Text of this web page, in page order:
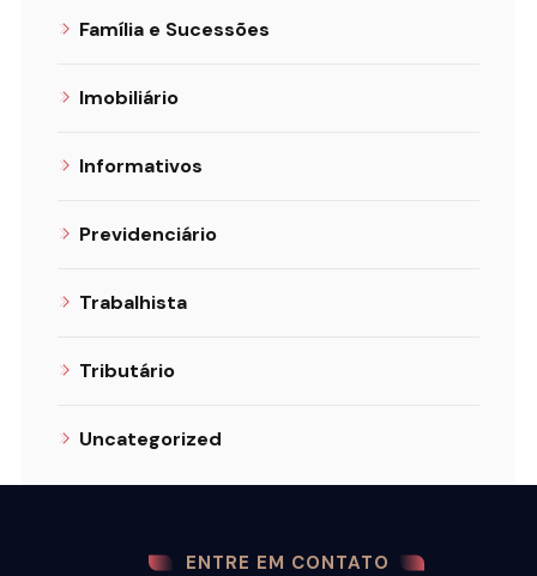
Família e Sucessões
Imobiliário
Informativos
Previdenciário
Trabalhista
Tributário
Uncategorized
ENTRE EM CONTATO